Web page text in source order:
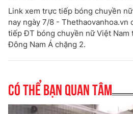
Link xem trực tiếp bóng chuyền
nay ngày 7/8 - Thethaovanhoa.vn
tiếp ĐT bóng chuyền nữ Việt Nam
Đông Nam Á chặng 2.
Có thể bạn quan tâm